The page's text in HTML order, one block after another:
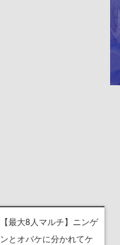
【最大8人マルチ】ニンゲ
ンとオバケに分かれてケ